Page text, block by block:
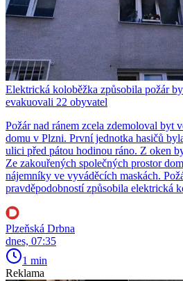
Elektrická koloběžka způsobila požár
evakuovali 22 obyvatel
Požár nad ránem zcela zdemoloval byt
domu v Plzni. První jednotka hasičů
ulici před pátou hodinou ráno. Z oken
Ze zakouřených společných prostor
nájemníky ve vyváděcích maskách.
pravděpodobností způsobila elektrická
Plzeňská Drbna
dnes, 07:35
1 min
Reklama